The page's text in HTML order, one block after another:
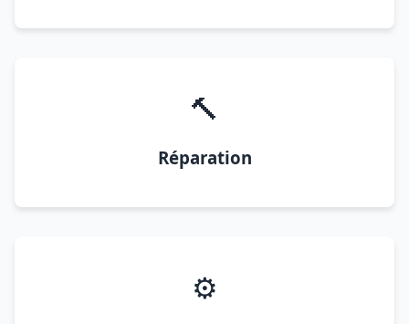
🔨
Réparation
⚙️